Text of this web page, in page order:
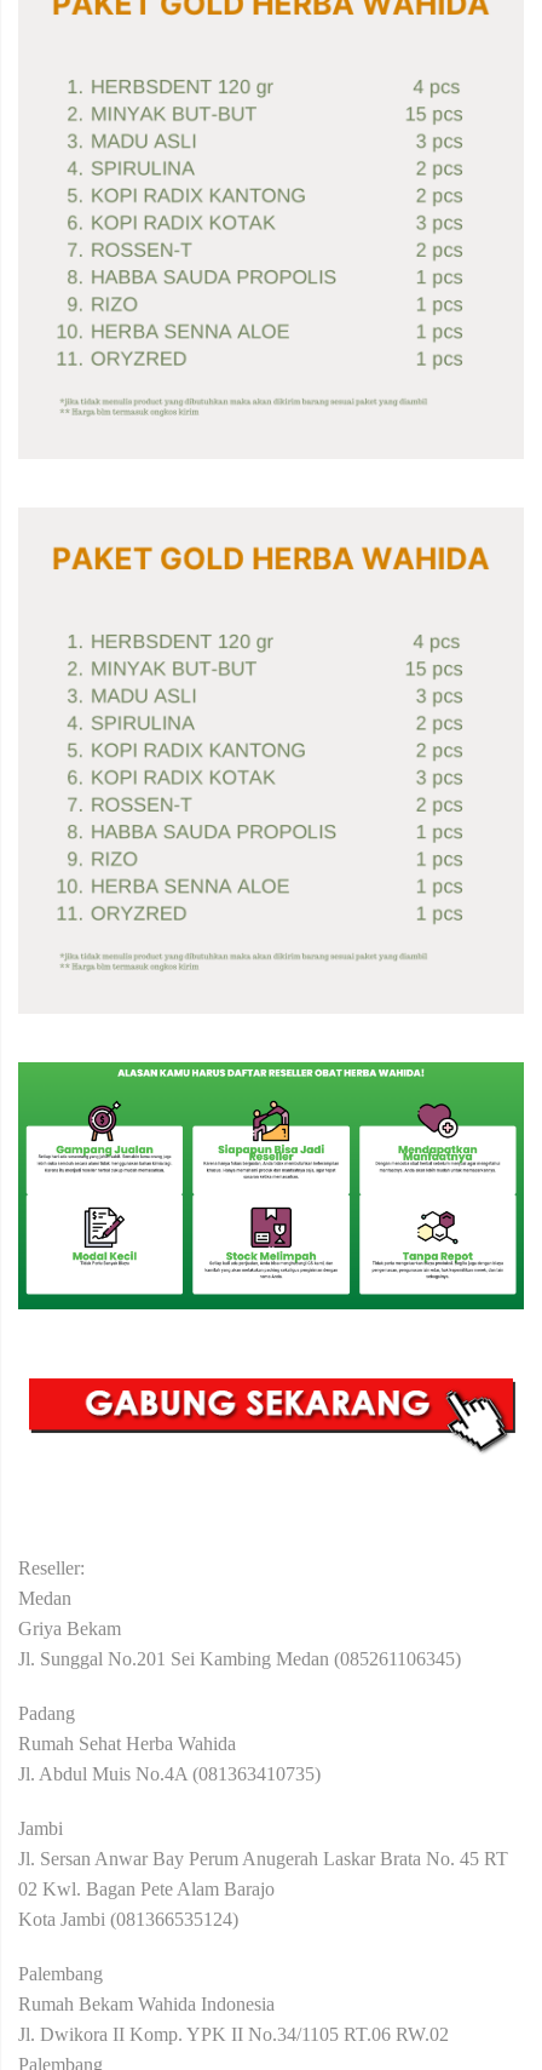
Reseller:
Medan
Griya Bekam
Jl. Sunggal No.201 Sei Kambing Medan (085261106345)
Padang
Rumah Sehat Herba Wahida
Jl. Abdul Muis No.4A (081363410735)
Jambi
Jl. Sersan Anwar Bay Perum Anugerah Laskar Brata No. 45 RT
02 Kwl. Bagan Pete Alam Barajo
Kota Jambi (081366535124)
Palembang
Rumah Bekam Wahida Indonesia
Jl. Dwikora II Komp. YPK II No.34/1105 RT.06 RW.02
Palembang